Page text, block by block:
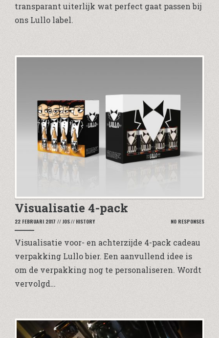
transparant uiterlijk wat perfect gaat passen bij
ons Lullo label.
Visualisatie 4-pack
22 FEBRUARI 2017 // JOS// HISTORY NO RESPONSES
Visualisatie voor- en achterzijde 4-pack cadeau
verpakking Lullo bier. Een aanvullend idee is
om de verpakking nog te personaliseren. Wordt
vervolgd…